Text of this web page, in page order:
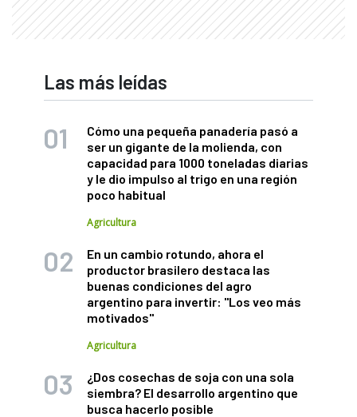
Las más leídas
Cómo una pequeña panadería pasó a
ser un gigante de la molienda, con
capacidad para 1000 toneladas diarias
y le dio impulso al trigo en una región
poco habitual
Agricultura
En un cambio rotundo, ahora el
productor brasilero destaca las
buenas condiciones del agro
argentino para invertir: "Los veo más
motivados"
Agricultura
¿Dos cosechas de soja con una sola
siembra? El desarrollo argentino que
busca hacerlo posible